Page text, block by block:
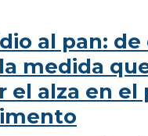
al pan: de
medida
el alza en el